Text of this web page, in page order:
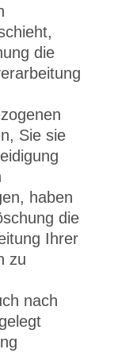
die
Sie sie
haben
die
Ihrer
zu
nach